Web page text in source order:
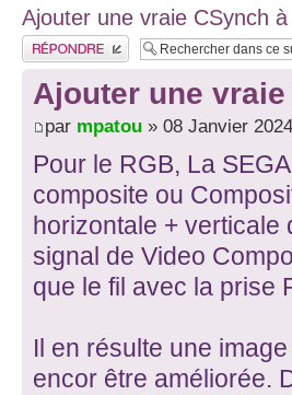
Ajouter une vraie CSynch
Publier une réponse
Ajouter une
par mpatou » 08 Janvier
Pour le RGB, La
composite ou
horizontale + verticale
signal de Video
que le fil avec la prise
Il en résulte une
encor être améliorée.